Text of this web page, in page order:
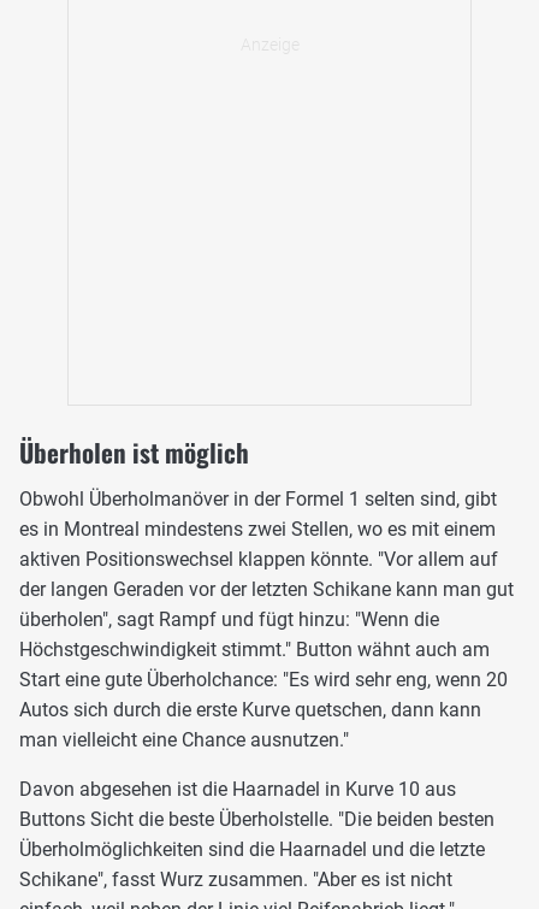
Überholen ist möglich
Obwohl Überholmanöver in der Formel 1 selten sind, gibt
es in Montreal mindestens zwei Stellen, wo es mit einem
aktiven Positionswechsel klappen könnte. "Vor allem auf
der langen Geraden vor der letzten Schikane kann man gut
überholen", sagt Rampf und fügt hinzu: "Wenn die
Höchstgeschwindigkeit stimmt." Button wähnt auch am
Start eine gute Überholchance: "Es wird sehr eng, wenn 20
Autos sich durch die erste Kurve quetschen, dann kann
man vielleicht eine Chance ausnutzen."
Davon abgesehen ist die Haarnadel in Kurve 10 aus
Buttons Sicht die beste Überholstelle. "Die beiden besten
Überholmöglichkeiten sind die Haarnadel und die letzte
Schikane", fasst Wurz zusammen. "Aber es ist nicht